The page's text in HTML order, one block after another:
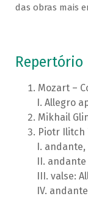
das obras mais
Repertório
Mozart –
Allegro
Mikhail
Piotr Ilitch
andante,
andante
valse: